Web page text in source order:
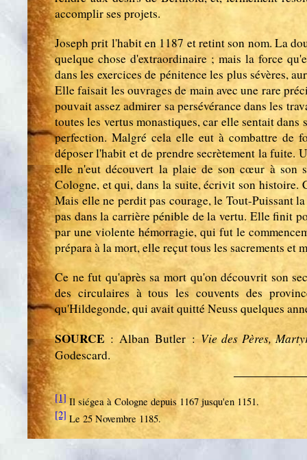
accomplir ses projets.
Joseph prit l'habit en 1187 et retint son nom. La
quelque chose d'extraordinaire ; mais la force
dans les exercices de pénitence les plus sévères,
Elle faisait les ouvrages de main avec une rare
pouvait assez admirer sa persévérance dans les
toutes les vertus monastiques, car elle sentait
perfection. Malgré cela elle eut à combattre de
déposer l'habit et de prendre secrètement la fuite.
elle n'eut découvert la plaie de son cœur à son
Cologne, et qui, dans la suite, écrivit son histoire.
Mais elle ne perdit pas courage, le Tout-Puissant
pas dans la carrière pénible de la vertu. Elle finit
par une violente hémorragie, qui fut le
prépara à la mort, elle reçut tous les sacrements et
Ce ne fut qu'après sa mort qu'on découvrit son
des circulaires à tous les couvents des
qu'Hildegonde, qui avait quitté Neuss quelques
SOURCE : Alban Butler : Vie des Pères,
Godescard.
[1]Il siégea à Cologne depuis 1167 jusqu'en 1151.
[2] Le 25 Novembre 1185.